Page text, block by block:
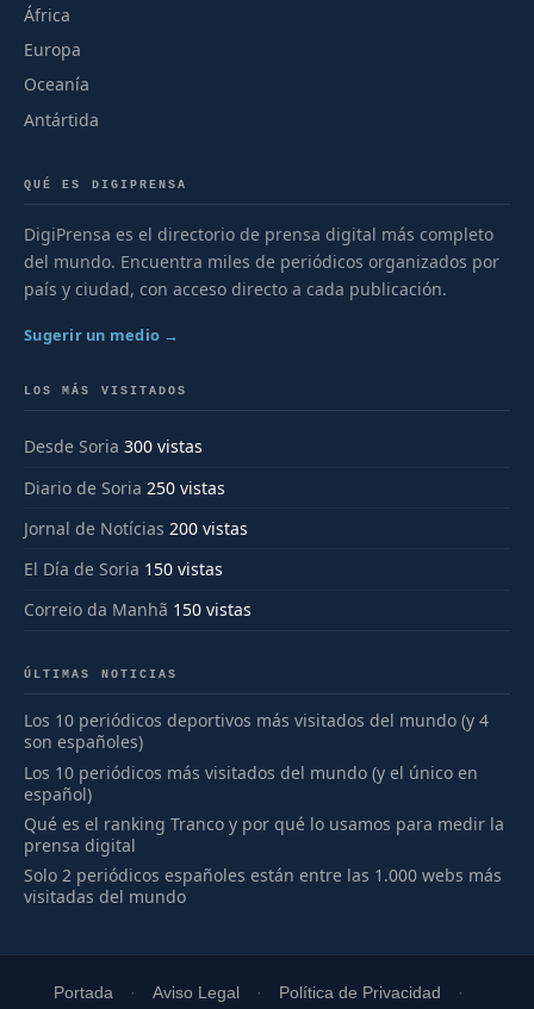
África
Europa
Oceanía
Antártida
QUÉ ES DIGIPRENSA
DigiPrensa es el directorio de prensa digital más completo
del mundo. Encuentra miles de periódicos organizados por
país y ciudad, con acceso directo a cada publicación.
Sugerir un medio →
LOS MÁS VISITADOS
Desde Soria 300 vistas
Diario de Soria 250 vistas
Jornal de Notícias 200 vistas
El Día de Soria 150 vistas
Correio da Manhã 150 vistas
ÚLTIMAS NOTICIAS
Los 10 periódicos deportivos más visitados del mundo (y 4
son españoles)
Los 10 periódicos más visitados del mundo (y el único en
español)
Qué es el ranking Tranco y por qué lo usamos para medir la
prensa digital
Solo 2 periódicos españoles están entre las 1.000 webs más
visitadas del mundo
Portada Aviso Legal Política de Privacidad